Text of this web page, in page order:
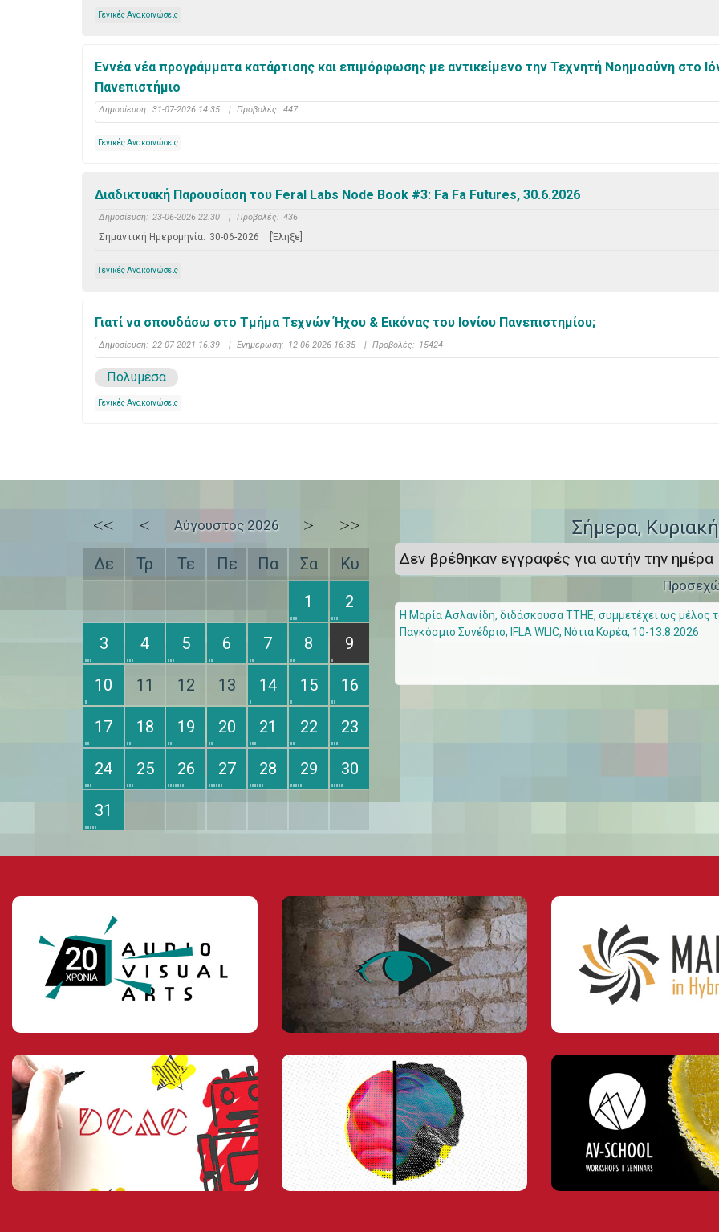
Γενικές Ανακοινώσεις
Εννέα νέα προγράμματα κατάρτισης και επιμόρφωσης με αντικείμενο την Τεχνητή Νοημοσύνη στο
Πανεπιστήμιο
Δημοσίευση: 31-07-2026 14:35 | Προβολές: 447
Γενικές Ανακοινώσεις
Διαδικτυακή Παρουσίαση του Feral Labs Node Book #3: Fa Fa Futures, 30.6.2026
Δημοσίευση: 23-06-2026 22:30 | Προβολές: 436
Σημαντική Ημερομηνία: 30-06-2026 [Έληξε]
Γενικές Ανακοινώσεις
Γιατί να σπουδάσω στο Τμήμα Τεχνών Ήχου & Εικόνας του Ιονίου Πανεπιστημίου;
Δημοσίευση: 22-07-2021 16:39 | Ενημέρωση: 12-06-2026 16:35 | Προβολές: 15424
Πολυμέσα
Γενικές Ανακοινώσεις
<< < Αύγουστος 2026 > >>
Δε Τρ Τε Πε Πα Σα
Κυ
1
2
3 4 5 6 7 8 9
10 11 12 13 14 15 16
17 18 19 20 21 22 23
24 25 26 27 28 29 30
31
Σήμερα,
Δεν βρέθηκαν εγγραφές για αυτήν την ημέρα
Η Μαρία Ασλανίδη, διδάσκουσα ΤΤΗΕ, συμμετέχει ως μέλος
Παγκόσμιο Συνέδριο, IFLA WLIC, Νότια Κορέα, 10-13.8.2026